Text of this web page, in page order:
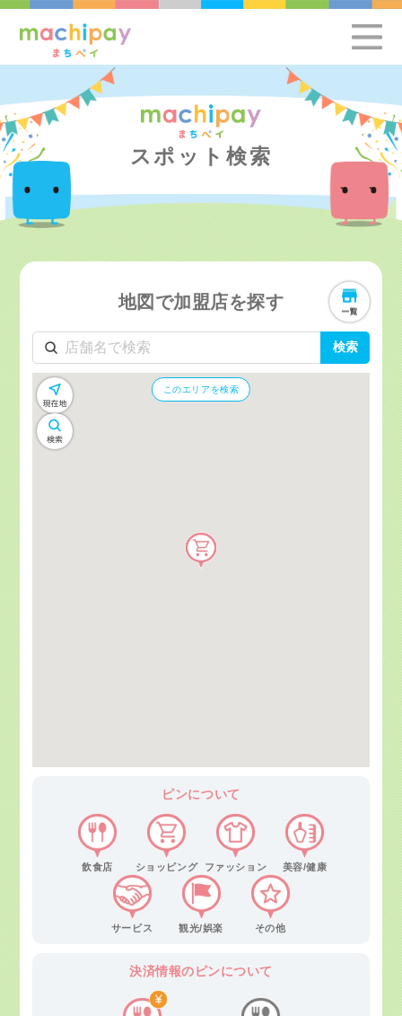
スポット検索
地図で加盟店を探す
検索
このエリアを検索
ピンについて
飲食店 ショッピング ファッション 美容/健康
サービス 観光/娯楽 その他
決済情報のピンについて